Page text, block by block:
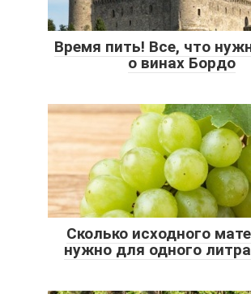
Время пить! Все, что
о винах Бордо
Сколько исходного
нужно для одного